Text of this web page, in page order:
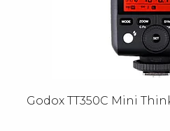
Godox TT350C Mini